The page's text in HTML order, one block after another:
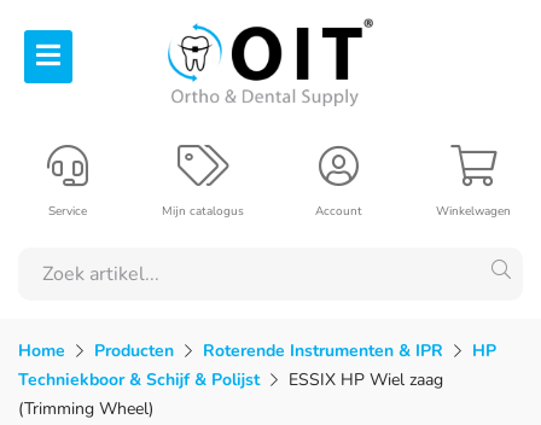
Winkelwagen
Account
Mijn catalogus
Service
Home Producten Roterende Instrumenten & IPR
HP
Techniekboor & Schijf & Polijst
ESSIX HP Wiel zaag
(Trimming Wheel)